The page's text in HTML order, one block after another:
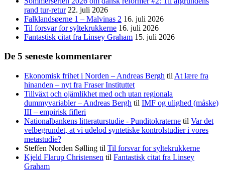
rand tur-retur 22. juli 2026
Falklandsøerne 1 – Malvinas 2 16. juli 2026
Til forsvar for syltekrukkerne 16. juli 2026
Fantastisk citat fra Linsey Graham 15. juli 2026
De 5 seneste kommentarer
Ekonomisk frihet i Norden – Andreas Bergh til At lære fra
hinanden – nyt fra Fraser Instituttet
Tillväxt och ojämlikhet med och utan regionala
dummyvariabler – Andreas Bergh til IMF og ulighed (måske)
III – empirisk fifleri
Nationalbankens litteraturstudie - Punditokraterne til Var det
velbegrundet, at vi udelod syntetiske kontrolstudier i vores
metastudie?
Steffen Norden Sølling til Til forsvar for syltekrukkerne
Kjeld Flarup Christensen til Fantastisk citat fra Linsey
Graham